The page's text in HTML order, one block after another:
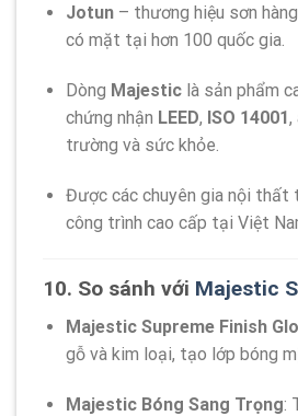
Jotun– thương hiệu sơn
có mặt tại hơn 100 quốc gia.
Dòng Majesticlà sản phẩm
chứng nhận LEED, ISO 14001,
trường và sức khỏe.
Được các chuyên gia nội thất
công trình cao cấp tại Việt
10. So sánh với Majestic
Majestic Supreme Finish
gỗ và kim loại, tạo lớp bóng
Majestic Bóng Sang Trọng: